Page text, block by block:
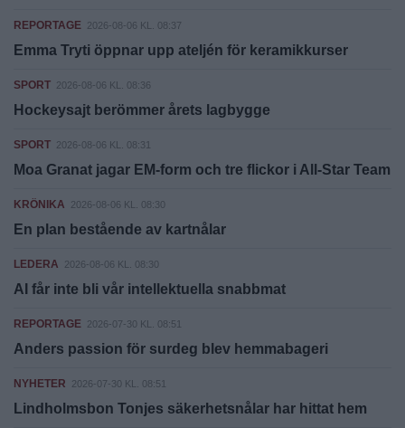
REPORTAGE 2026-08-06 KL. 08:37
Emma Tryti öppnar upp ateljén för keramikkurser
SPORT 2026-08-06 KL. 08:36
Hockeysajt berömmer årets lagbygge
SPORT 2026-08-06 KL. 08:31
Moa Granat jagar EM-form och tre flickor i All-Star Team
KRÖNIKA 2026-08-06 KL. 08:30
En plan bestående av kartnålar
LEDERA 2026-08-06 KL. 08:30
AI får inte bli vår intellektuella snabbmat
REPORTAGE 2026-07-30 KL. 08:51
Anders passion för surdeg blev hemmabageri
NYHETER 2026-07-30 KL. 08:51
Lindholmsbon Tonjes säkerhetsnålar har hittat hem